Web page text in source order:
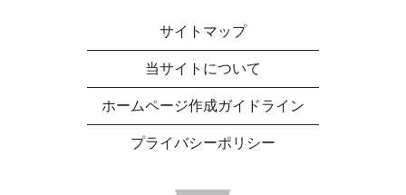
サイトマップ
当サイトについて
ホームページ作成ガイドライン
プライバシーポリシー